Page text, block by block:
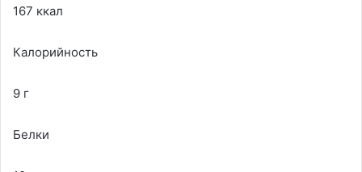
167 ккал
Калорийность
9 г
Белки